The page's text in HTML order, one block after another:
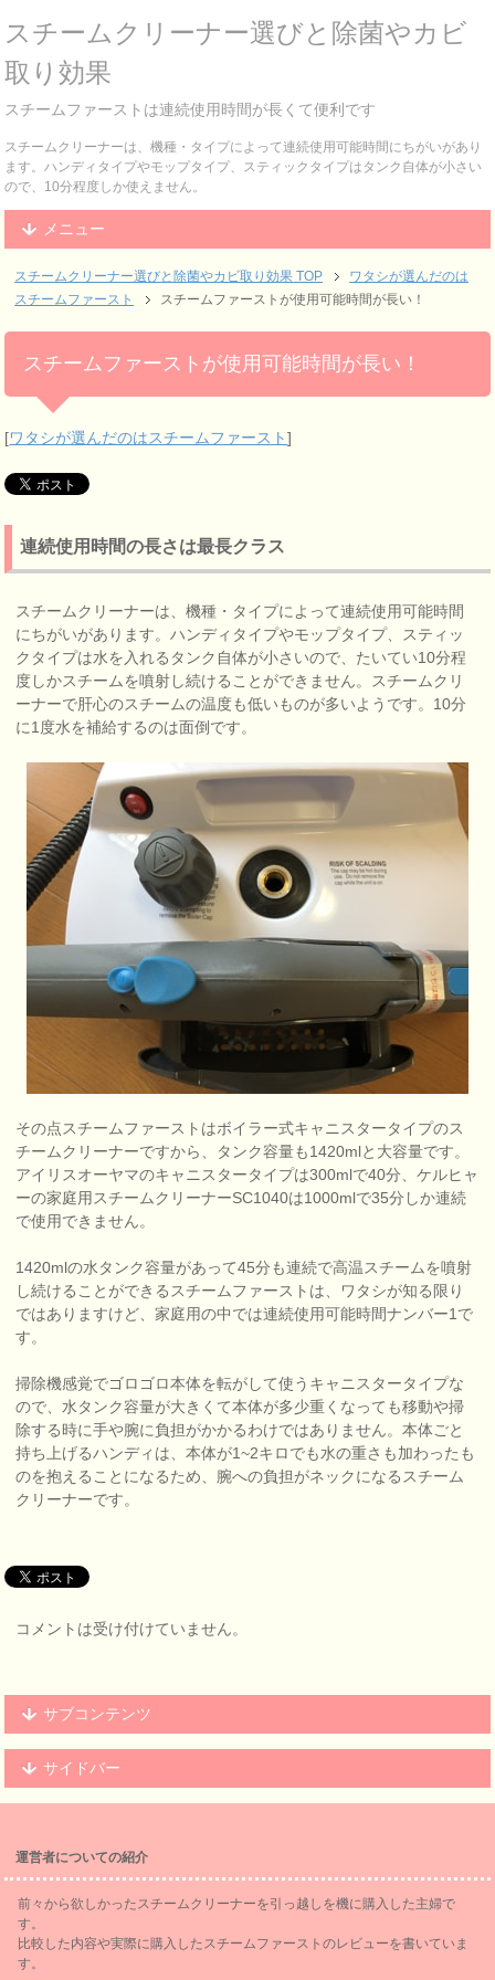
スチームクリーナー選びと除菌やカビ
取り効果
スチームファーストは連続使用時間が長くて便利です
スチームクリーナーは、機種・タイプによって連続使用可能時間にちがいがあり
ます。ハンディタイプやモップタイプ、スティックタイプはタンク自体が小さい
ので、10分程度しか使えません。
メニュー
スチームクリーナー選びと除菌やカビ取り効果 TOP
ワタシが選んだのは
スチームファースト
スチームファーストが使用可能時間が長い！
スチームファーストが使用可能時間が長い！
[ワタシが選んだのはスチームファースト]
連続使用時間の長さは最長クラス
スチームクリーナーは、機種・タイプによって連続使用可能時間
にちがいがあります。ハンディタイプやモップタイプ、スティッ
クタイプは水を入れるタンク自体が小さいので、たいてい10分程
度しかスチームを噴射し続けることができません。スチームクリ
ーナーで肝心のスチームの温度も低いものが多いようです。10分
に1度水を補給するのは面倒です。
その点スチームファーストはボイラー式キャニスタータイプのス
チームクリーナーですから、タンク容量も1420mlと大容量です。
アイリスオーヤマのキャニスタータイプは300mlで40分、ケルヒャ
ーの家庭用スチームクリーナーSC1040は1000mlで35分しか連続
で使用できません。
1420mlの水タンク容量があって45分も連続で高温スチームを噴射
し続けることができるスチームファーストは、ワタシが知る限り
ではありますけど、家庭用の中では連続使用可能時間ナンバー1で
す。
掃除機感覚でゴロゴロ本体を転がして使うキャニスタータイプな
ので、水タンク容量が大きくて本体が多少重くなっても移動や掃
除する時に手や腕に負担がかかるわけではありません。本体ごと
持ち上げるハンディは、本体が1~2キロでも水の重さも加わったも
のを抱えることになるため、腕への負担がネックになるスチーム
クリーナーです。
コメントは受け付けていません。
サブコンテンツ
サイドバー
運営者についての紹介
前々から欲しかったスチームクリーナーを引っ越しを機に購入した主婦で
す。
比較した内容や実際に購入したスチームファーストのレビューを書いていま
す。